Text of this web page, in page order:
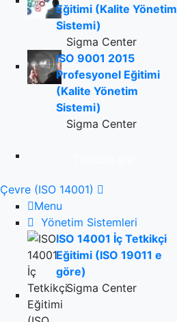
Eğitimi (Kalite Yönetim
Sistemi)
Sigma Center
ISO 9001 2015
Profesyonel Eğitimi
(Kalite Yönetim
Sistemi)
Sigma Center
Çevre (ISO 14001)
Menu
Yönetim Sistemleri
ISO 14001 İç Tetkikçi
Eğitimi (ISO 19011 e
göre)
Sigma Center